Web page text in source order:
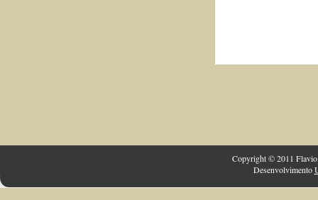
Copyright © 2011 Flavio
Desenvolvimento